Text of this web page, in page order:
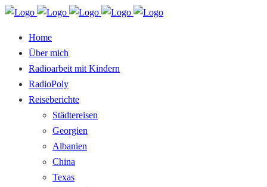
Home
Über mich
Radioarbeit mit Kindern
RadioPoly
Reiseberichte
Städtereisen
Georgien
Albanien
China
Texas